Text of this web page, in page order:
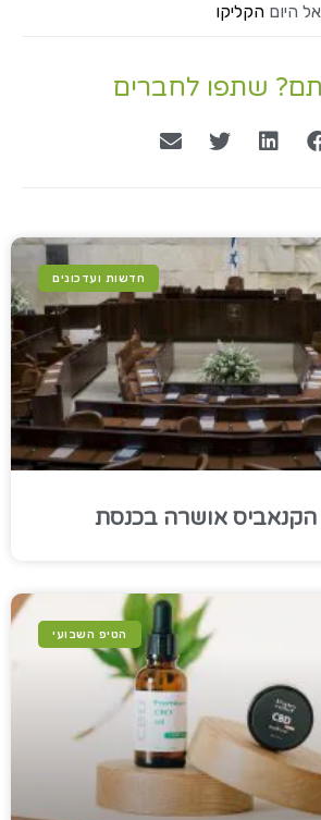
היום הקליקו
שתפו לחברים
חדשות ועדכונים
אושרה בכנסת
הטיפ השבועי